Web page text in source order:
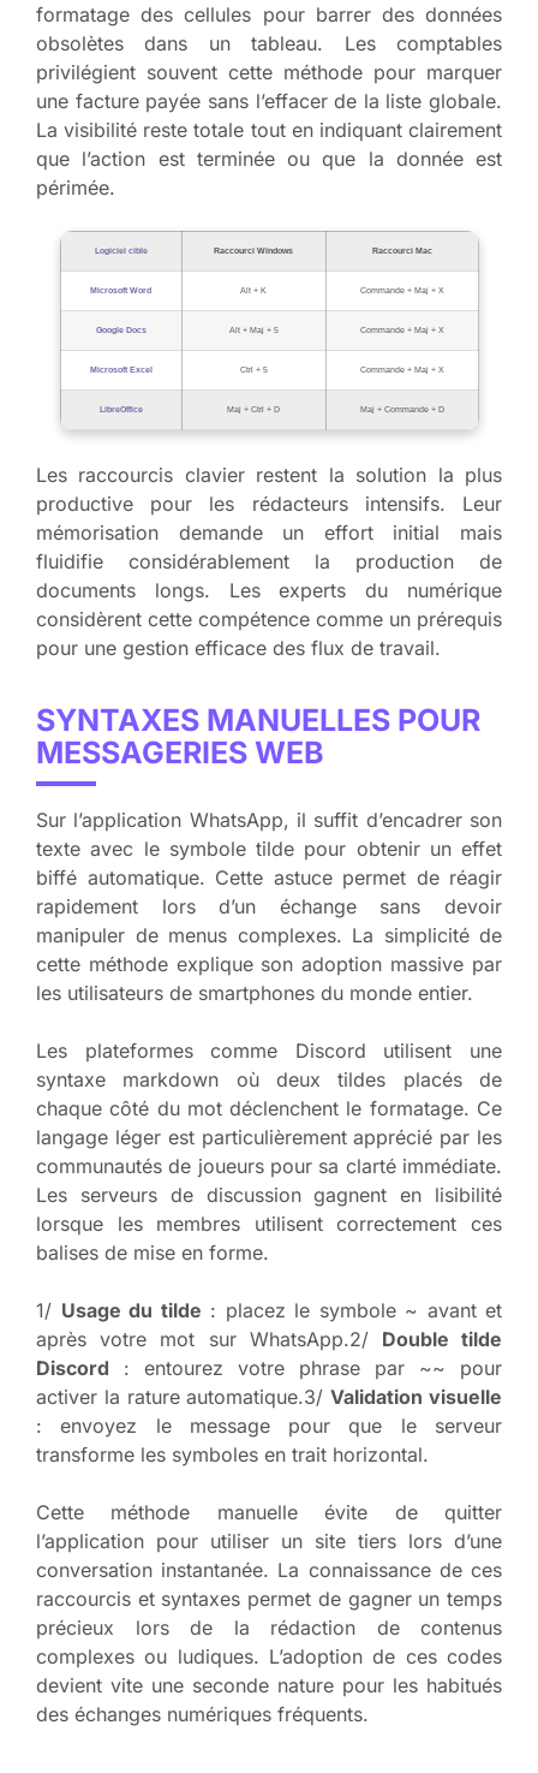
formatage des cellules pour barrer des données
obsolètes dans un tableau. Les comptables
privilégient souvent cette méthode pour marquer
une facture payée sans l’effacer de la liste globale.
La visibilité reste totale tout en indiquant clairement
que l’action est terminée ou que la donnée est
périmée.
Logiciel cible Raccourci Windows Raccourci Mac
Microsoft Word Alt + K Commande + Maj + X
Google Docs Alt + Maj + 5 Commande + Maj + X
Microsoft Excel Ctrl + 5 Commande + Maj + X
LibreOffice Maj + Ctrl + D Maj + Commande + D
Les raccourcis clavier restent la solution la plus
productive pour les rédacteurs intensifs. Leur
mémorisation demande un effort initial mais
fluidifie considérablement la production de
documents longs. Les experts du numérique
considèrent cette compétence comme un prérequis
pour une gestion efficace des flux de travail.
SYNTAXES MANUELLES POUR
MESSAGERIES WEB
Sur l’application WhatsApp, il suffit d’encadrer son
texte avec le symbole tilde pour obtenir un effet
biffé automatique. Cette astuce permet de réagir
rapidement lors d’un échange sans devoir
manipuler de menus complexes. La simplicité de
cette méthode explique son adoption massive par
les utilisateurs de smartphones du monde entier.
Les plateformes comme Discord utilisent une
syntaxe markdown où deux tildes placés de
chaque côté du mot déclenchent le formatage. Ce
langage léger est particulièrement apprécié par les
communautés de joueurs pour sa clarté immédiate.
Les serveurs de discussion gagnent en lisibilité
lorsque les membres utilisent correctement ces
balises de mise en forme.
1/ Usage du tilde : placez le symbole ~ avant et
après votre mot sur WhatsApp.2/ Double tilde
Discord : entourez votre phrase par ~~ pour
activer la rature automatique.3/Validation visuelle
: envoyez le message pour que le serveur
transforme les symboles en trait horizontal.
Cette méthode manuelle évite de quitter
l’application pour utiliser un site tiers lors d’une
conversation instantanée. La connaissance de ces
raccourcis et syntaxes permet de gagner un temps
précieux lors de la rédaction de contenus
complexes ou ludiques. L’adoption de ces codes
devient vite une seconde nature pour les habitués
des échanges numériques fréquents.